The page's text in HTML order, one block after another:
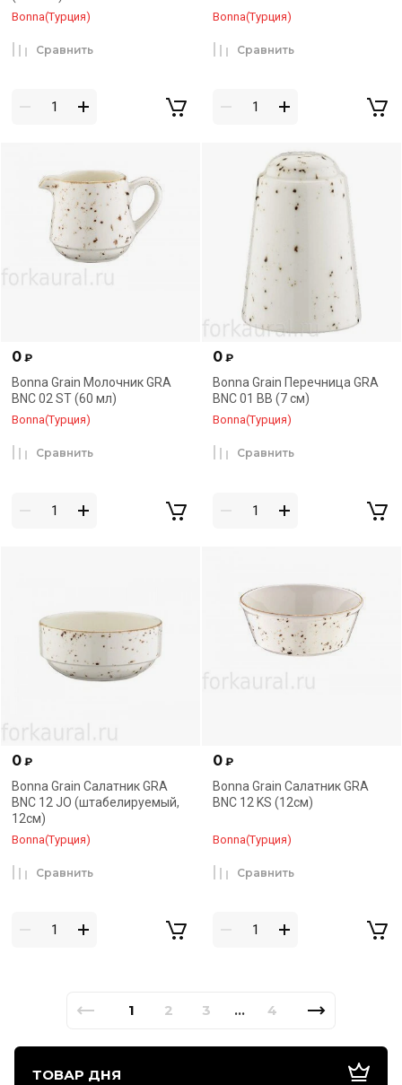
ТОВАР ДНЯ
Bonna(Турция)
Сравнить
Bonna(Турция)
Сравнить
0 ₽
Bonna Grain Молочник GRA
BNC 02 ST (60 мл)
Bonna(Турция)
Сравнить
0 ₽
Bonna Grain Перечница GRA
BNC 01 BB (7 см)
Bonna(Турция)
Сравнить
0 ₽
Bonna Grain Салатник GRA
BNC 12 JO (штабелируемый,
12см)
Bonna(Турция)
Сравнить
0 ₽
Bonna Grain Салатник GRA
BNC 12 KS (12см)
Bonna(Турция)
Сравнить
1 2 3 ... 4